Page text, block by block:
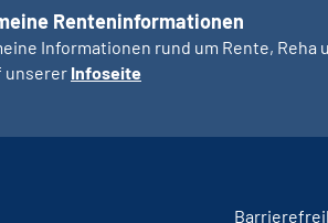
Renteninformationen
Informationen rund um Rente, Reha
unserer Infoseite